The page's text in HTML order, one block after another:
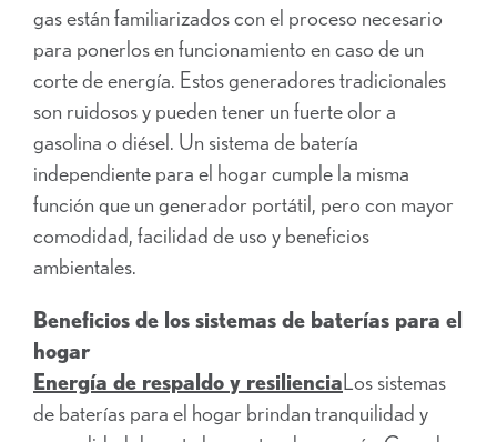
gas están familiarizados con el proceso necesario
para ponerlos en funcionamiento en caso de un
corte de energía. Estos generadores tradicionales
son ruidosos y pueden tener un fuerte olor a
gasolina o diésel. Un sistema de batería
independiente para el hogar cumple la misma
función que un generador portátil, pero con mayor
comodidad, facilidad de uso y beneficios
ambientales.
Beneficios de los sistemas de baterías para el
hogar
Energía de respaldo y resilienciaLos sistemas
de baterías para el hogar brindan tranquilidad y